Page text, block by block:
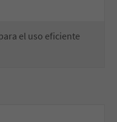
el uso eficiente